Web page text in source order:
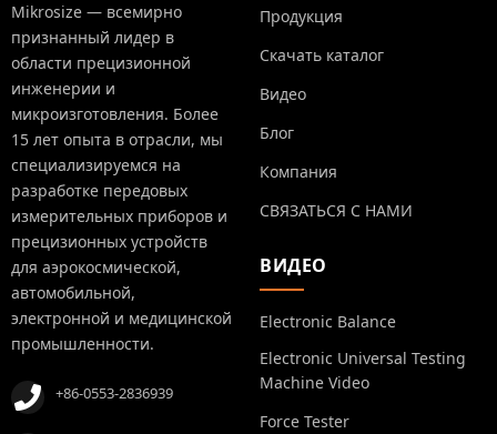
Mikrosize — всемирно
признанный лидер в
области прецизионной
инженерии и
микроизготовления. Более
15 лет опыта в отрасли, мы
специализируемся на
разработке передовых
измерительных приборов и
прецизионных устройств
для аэрокосмической,
автомобильной,
электронной и медицинской
промышленности.
+86-0553-2836939
Продукция
Скачать каталог
Видео
Блог
Компания
СВЯЗАТЬСЯ С НАМИ
ВИДЕО
Electronic Balance
Electronic Universal Testing
Machine Video
Force Tester